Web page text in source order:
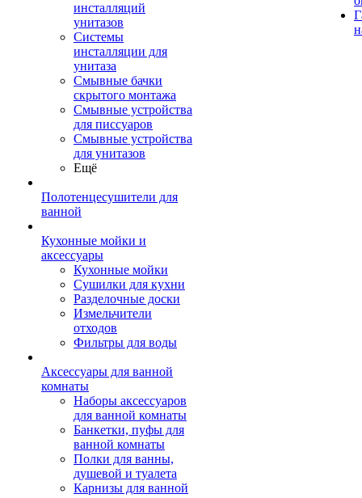
инсталляций
унитазов
Системы
инсталляции для
унитаза
Смывные бачки
скрытого монтажа
Смывные устройства
для писсуаров
Смывные устройства
для унитазов
Ещё
Полотенцесушители для
ванной
Кухонные мойки и
аксессуары
Кухонные мойки
Сушилки для кухни
Разделочные доски
Измельчители
отходов
Фильтры для воды
Аксессуары для ванной
комнаты
Наборы аксессуаров
для ванной комнаты
Банкетки, пуфы для
ванной комнаты
Полки для ванны,
душевой и туалета
Карнизы для ванной